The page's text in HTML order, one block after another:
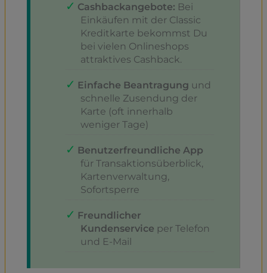
Cashbackangebote: Bei
Einkäufen mit der Classic
Kreditkarte bekommst Du
bei vielen Onlineshops
attraktives Cashback.
Einfache Beantragung und
schnelle Zusendung der
Karte (oft innerhalb
weniger Tage)
Benutzerfreundliche App
für Transaktionsüberblick,
Kartenverwaltung,
Sofortsperre
Freundlicher
Kundenservice per Telefon
und E-Mail